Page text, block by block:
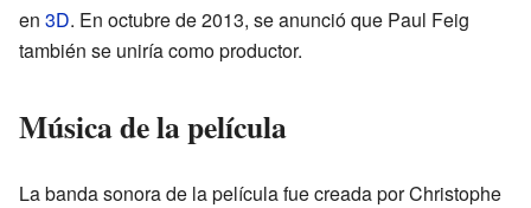
en 3D. En octubre de 2013, se anunció que Paul Feig
también se uniría como productor.
Música de la película
La banda sonora de la película fue creada por Christophe